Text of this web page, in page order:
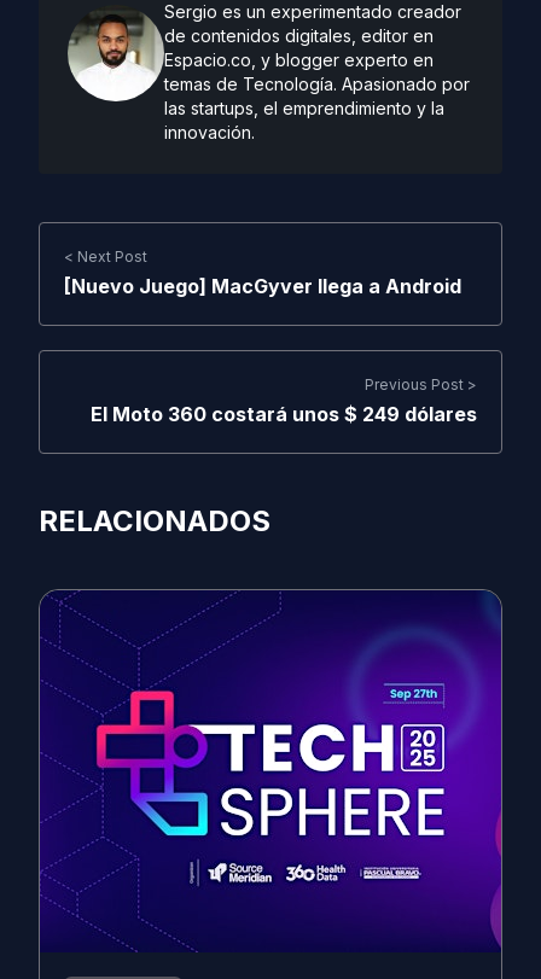
Sergio es un experimentado creador
de contenidos digitales, editor en
Espacio.co, y blogger experto en
temas de Tecnología. Apasionado por
las startups, el emprendimiento y la
innovación.
< Next Post
[Nuevo Juego] MacGyver llega a Android
Previous Post >
El Moto 360 costará unos $ 249 dólares
RELACIONADOS